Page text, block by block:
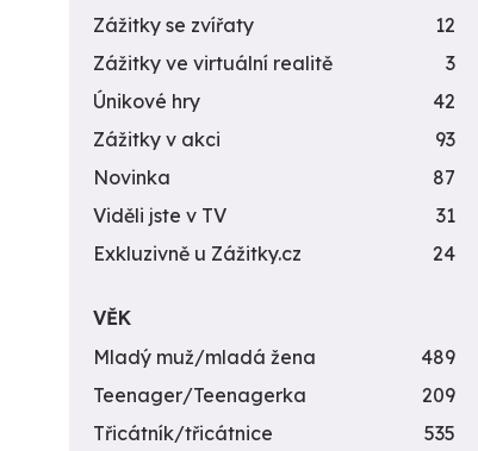
Zážitky se zvířaty
12
Zážitky ve virtuální realitě
3
Únikové hry
42
Zážitky v akci
93
Novinka
87
Viděli jste v TV
31
Exkluzivně u Zážitky.cz
24
VĚK
Mladý muž/mladá žena
489
Teenager/Teenagerka
209
Třicátník/třicátnice
535